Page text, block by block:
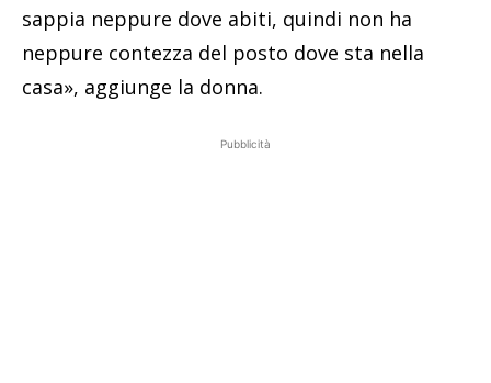
sappia neppure dove abiti, quindi non ha
neppure contezza del posto dove sta nella
casa», aggiunge la donna.
Pubblicità